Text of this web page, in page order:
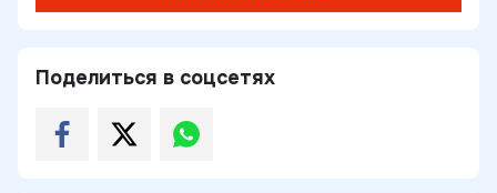
Поделиться в соцсетях